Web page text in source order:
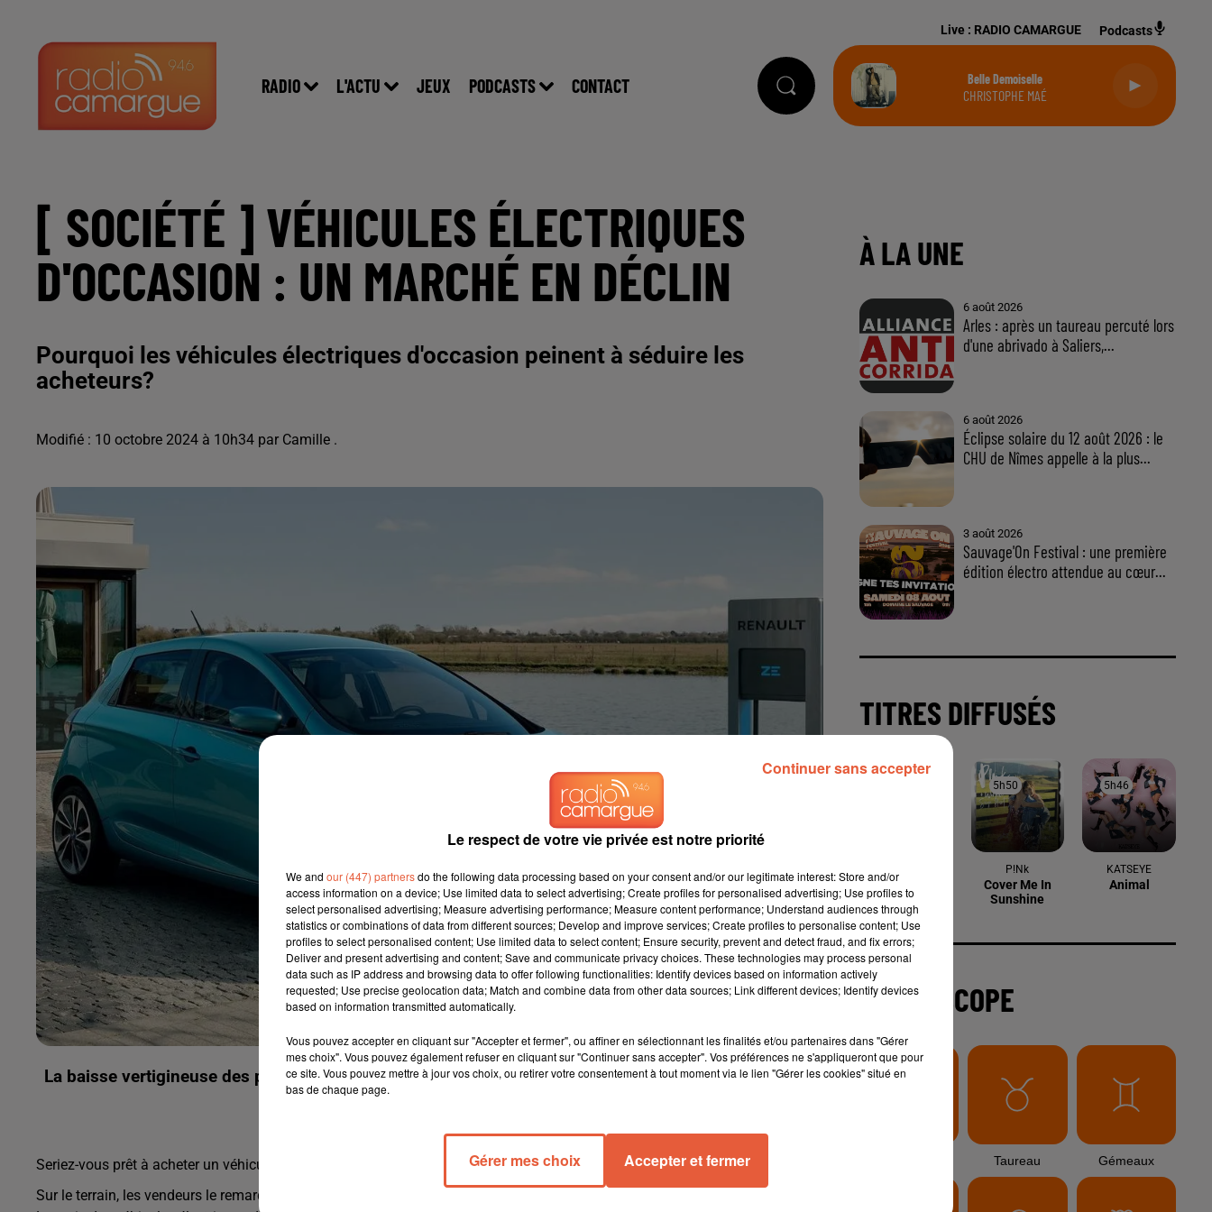
RADIO L'ACTU JEUX PODCASTS CONTACT
Live : RADIO CAMARGUE Podcasts
Belle Demoiselle
CHRISTOPHE MAÉ
[ SOCIÉTÉ ] VÉHICULES ÉLECTRIQUES
D'OCCASION : UN MARCHÉ EN DÉCLIN
Pourquoi les véhicules électriques d'occasion peinent à séduire les
acheteurs?
Modifié : 10 octobre 2024 à 10h34 par Camille .
La baisse vertigineuse des prix freine l'engouement des acheteurs dans les Bouches-du-Rhône et le
Seriez-vous prêt à acheter un véhicule électrique d'occasion? Pas forcément ?
Sur le terrain, les vendeurs le remarquent clairement, que ce soit dans les Bouches-du-Rhône, le Gard ou ailleurs en France.
6 août 2026
Arles : après un taureau percuté lors
d'une abrivado à Saliers,...
CHU de Nîmes appelle à la plus...
Sauvage'On Festival : une première
édition électro attendue au cœur...
Le respect de votre vie privée est notre priorité
We and our (447) partnersdo the following data processing based on your consent and/or our legitimate interest: Store and/or
access information on a device; Use limited data to select advertising; Create profiles for personalised advertising; Use profiles to
select personalised advertising; Measure advertising performance; Measure content performance; Understand audiences through
statistics or combinations of data from different sources; Develop and improve services; Create profiles to personalise content; Use
profiles to select personalised content; Use limited data to select content; Ensure security, prevent and detect fraud, and fix errors;
Deliver and present advertising and content; Save and communicate privacy choices. These technologies may process personal
data such as IP address and browsing data to offer following functionalities: Identify devices based on information actively
requested; Use precise geolocation data; Match and combine data from other data sources; Link different devices; Identify devices
based on information transmitted automatically.
Vous pouvez accepter en cliquant sur "Accepter et fermer", ou affiner en sélectionnant les finalités et/ou partenaires dans "Gérer
mes choix". Vous pouvez également refuser en cliquant sur "Continuer sans accepter". Vos préférences ne s'appliqueront que pour
ce site. Vous pouvez mettre à jour vos choix, ou retirer votre consentement à tout moment via le lien "Gérer les cookies" situé en
bas de chaque page.
Gérer mes choix Accepter et fermer
Continuer sans accepter